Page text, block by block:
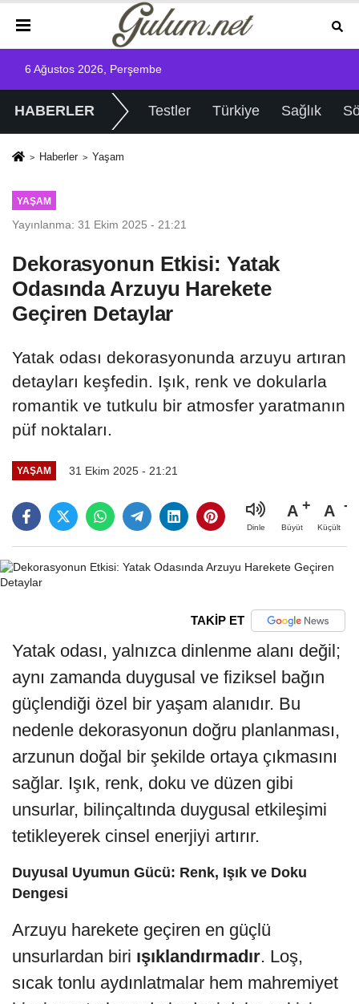
6 Ağustos 2026, Perşembe
HABERLER Testler Türkiye Sağlık
Haberler Yaşam
YAŞAM
Yayınlanma: 31 Ekim 2025 - 21:21
Dekorasyonun Etkisi: Yatak
Odasında Arzuyu Harekete
Geçiren Detaylar
Yatak odası dekorasyonunda arzuyu artıran
detayları keşfedin. Işık, renk ve dokularla
romantik ve tutkulu bir atmosfer yaratmanın
püf noktaları.
YAŞAM 31 Ekim 2025 - 21:21
Dinle
A
Büyüt
A
Küçült
TAKİP ET
Yatak odası, yalnızca dinlenme alanı değil;
aynı zamanda duygusal ve fiziksel bağın
güçlendiği özel bir yaşam alanıdır. Bu
nedenle dekorasyonun doğru planlanması,
arzunun doğal bir şekilde ortaya çıkmasını
sağlar. Işık, renk, doku ve düzen gibi
unsurlar, bilinçaltında duygusal etkileşimi
tetikleyerek cinsel enerjiyi artırır.
Duyusal Uyumun Gücü: Renk, Işık ve Doku
Dengesi
Arzuyu harekete geçiren en güçlü
unsurlardan biri ışıklandırmadır. Loş,
sıcak tonlu aydınlatmalar hem mahremiyet